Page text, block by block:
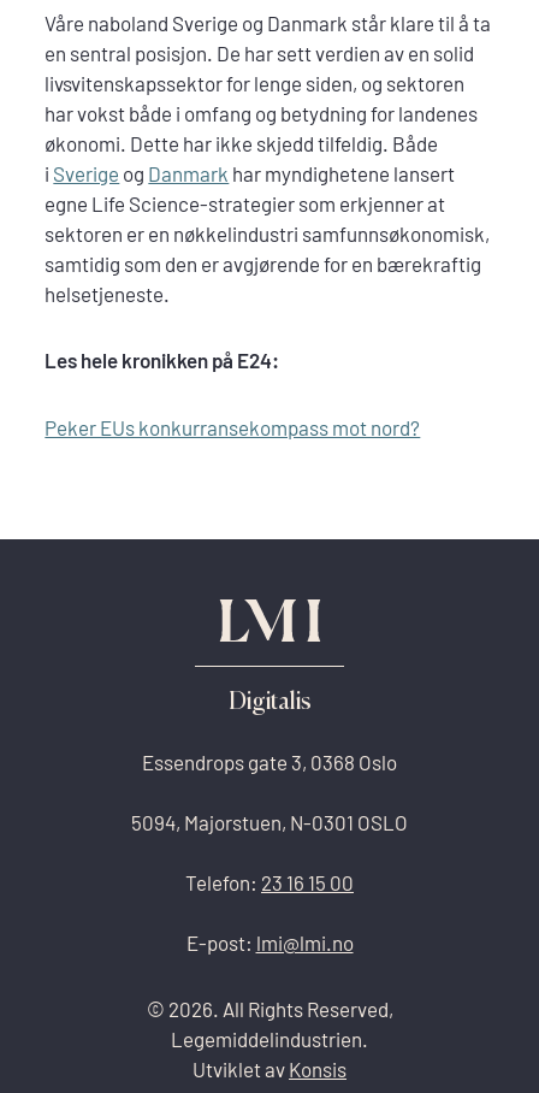
Våre naboland Sverige og Danmark står klare til å ta
en sentral posisjon. De har sett verdien av en solid
livsvitenskapssektor for lenge siden, og sektoren
har vokst både i omfang og betydning for landenes
økonomi. Dette har ikke skjedd tilfeldig. Både
i Sverige og Danmark har myndighetene lansert
egne Life Science-strategier som erkjenner at
sektoren er en nøkkelindustri samfunnsøkonomisk,
samtidig som den er avgjørende for en bærekraftig
helsetjeneste.
Les hele kronikken på E24:
Peker EUs konkurransekompass mot nord?
Digitalis
Essendrops gate 3, 0368 Oslo
5094, Majorstuen, N-0301 OSLO
Telefon: 23 16 15 00
E-post: lmi@lmi.no
© 2026. All Rights Reserved,
Legemiddelindustrien.
Utviklet av Konsis